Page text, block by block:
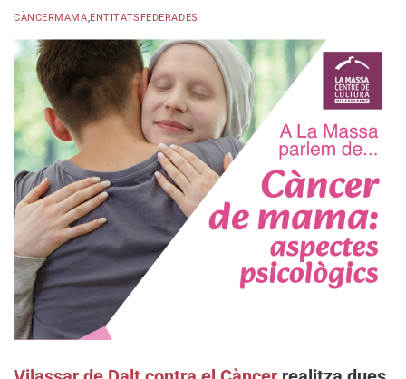
CÀNCERMAMA,ENTITATSFEDERADES